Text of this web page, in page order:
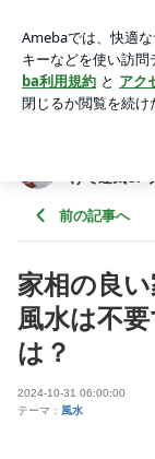
風水の違いは？ |
けで運気UPブログ
アプリをダウン
ょう。
けで運気UP
前の記事へ
家相の良
風水は不
は？
2024-10-31 06:00:00
テーマ： 風水